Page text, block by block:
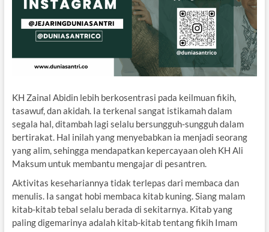
KH Zainal Abidin lebih berkosentrasi pada keilmuan fikih,
tasawuf, dan akidah. Ia terkenal sangat istikamah dalam
segala hal, ditambah lagi selalu bersungguh-sungguh dalam
bertirakat. Hal inilah yang menyebabkan ia menjadi seorang
yang alim, sehingga mendapatkan kepercayaan oleh KH Ali
Maksum untuk membantu mengajar di pesantren.
Aktivitas kesehariannya tidak terlepas dari membaca dan
menulis. Ia sangat hobi membaca kitab kuning. Siang malam
kitab-kitab tebal selalu berada di sekitarnya. Kitab yang
paling digemarinya adalah kitab-kitab tentang fikih Imam